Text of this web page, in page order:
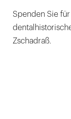
Spenden Sie
Zschadraß.